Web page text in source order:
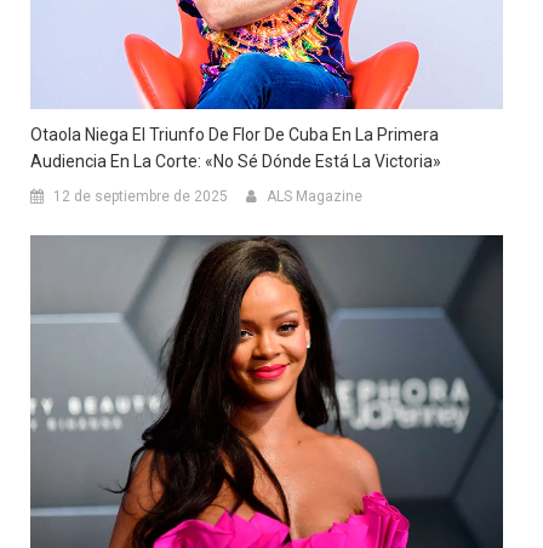
Otaola Niega El Triunfo De Flor De Cuba En La Primera
Audiencia En La Corte: «No Sé Dónde Está La Victoria»
12 de septiembre de 2025 ALS Magazine